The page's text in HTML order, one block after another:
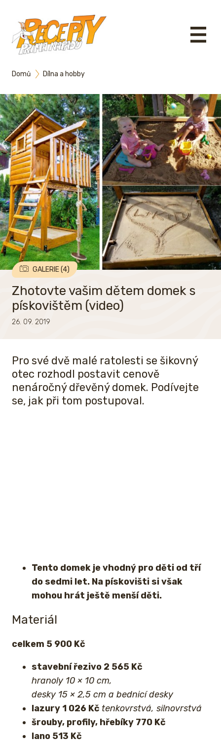
Domů Dílna a hobby
GALERIE (4)
Zhotovte vašim dětem domek s
pískovištěm (video)
26. 09. 2019
Pro své dvě malé ratolesti se šikovný
otec rozhodl postavit cenově
nenáročný dřevěný domek. Podívejte
se, jak při tom postupoval.
Tento domek je vhodný pro děti od tří
do sedmi let. Na pískovišti si však
mohou hrát ještě menší děti.
Materiál
celkem 5 900 Kč
stavební řezivo 2 565 Kč
hranoly 10 × 10 cm,
desky 15 × 2,5 cm a bednicí desky
lazury 1 026 Kč tenkovrstvá, silnovrstvá
šrouby, profily, hřebíky 770 Kč
lano 513 Kč